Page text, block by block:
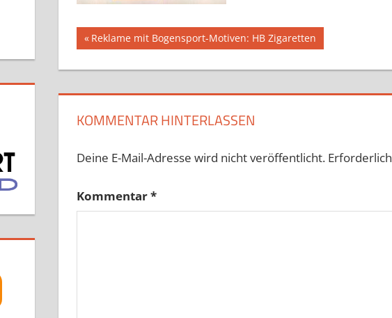
Beitragsnavigation
Vorheriger
Reklame mit Bogensport-Motiven: HB Zigaretten
KOMMENTAR HINTERLASSEN
Deine E-Mail-Adresse wird nicht veröffentlicht.
Kommentar*